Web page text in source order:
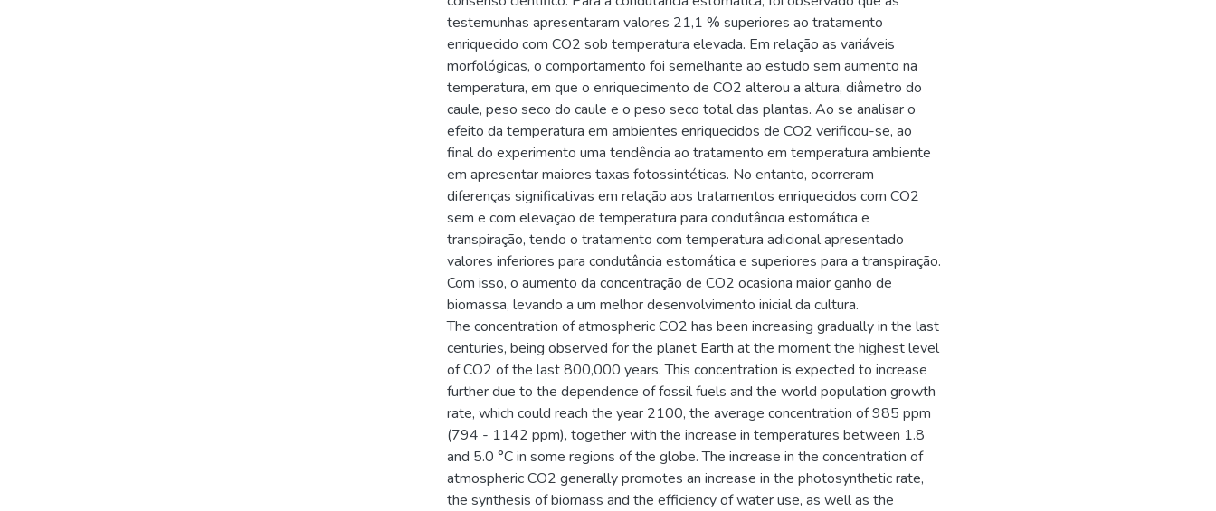
testemunhas apresentaram valores 21,1 % superiores ao tratamento
enriquecido com CO2 sob temperatura elevada. Em relação as variáveis
morfológicas, o comportamento foi semelhante ao estudo sem aumento na
temperatura, em que o enriquecimento de CO2 alterou a altura, diâmetro do
caule, peso seco do caule e o peso seco total das plantas. Ao se analisar o
efeito da temperatura em ambientes enriquecidos de CO2 verificou-se, ao
final do experimento uma tendência ao tratamento em temperatura ambiente
em apresentar maiores taxas fotossintéticas. No entanto, ocorreram
diferenças significativas em relação aos tratamentos enriquecidos com CO2
sem e com elevação de temperatura para condutância estomática e
transpiração, tendo o tratamento com temperatura adicional apresentado
valores inferiores para condutância estomática e superiores para a transpiração.
Com isso, o aumento da concentração de CO2 ocasiona maior ganho de
biomassa, levando a um melhor desenvolvimento inicial da cultura.
The concentration of atmospheric CO2 has been increasing gradually in the last
centuries, being observed for the planet Earth at the moment the highest level
of CO2 of the last 800,000 years. This concentration is expected to increase
further due to the dependence of fossil fuels and the world population growth
rate, which could reach the year 2100, the average concentration of 985 ppm
(794 - 1142 ppm), together with the increase in temperatures between 1.8
and 5.0 °C in some regions of the globe. The increase in the concentration of
atmospheric CO2 generally promotes an increase in the photosynthetic rate,
the synthesis of biomass and the efficiency of water use, as well as the